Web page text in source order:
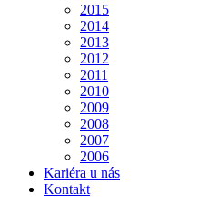
2015
2014
2013
2012
2011
2010
2009
2008
2007
2006
Kariéra u nás
Kontakt